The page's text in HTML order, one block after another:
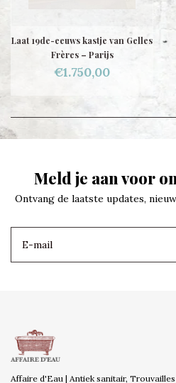
Laat 19de-eeuws kastje van Gelles
Frères – Parijs
€1.750,00
Meld je aan voor
Ontvang de laatste updates,
Affaire d'Eau | Antiek sanitair,